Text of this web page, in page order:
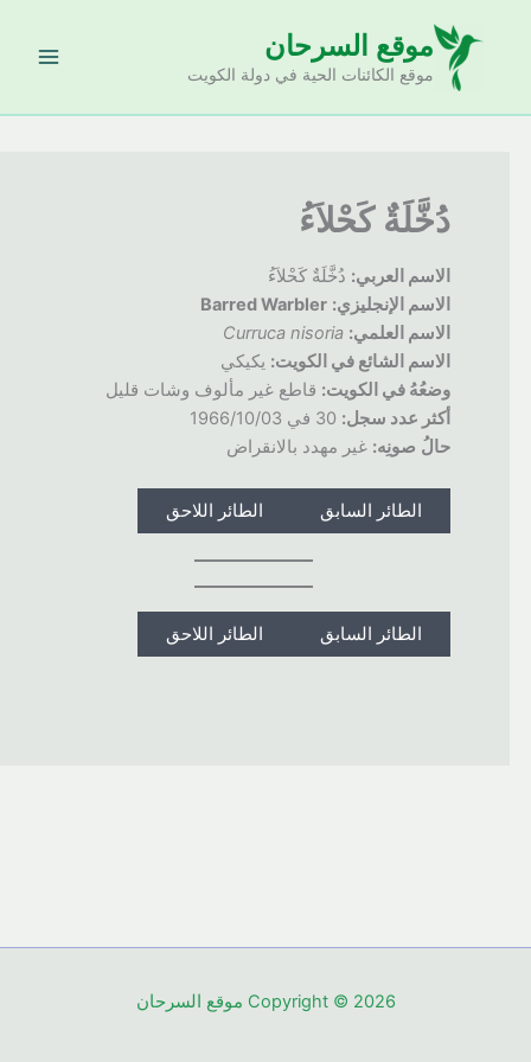
موقع السرحان
موقع الكائنات الحية في دولة الكويت
دُخَّلَةٌ كَحْلاَءُ
الاسم العربي:دُخَّلَةٌ كَحْلاَءُ
الاسم الإنجليزي: Barred Warbler
الاسم العلمي: Curruca nisoria
الاسم الشائع في الكويت:يكيكي
وضعُهُ في الكويت:قاطع غير مألوف وشات قليل
أكثر عدد سجل:30 في 1966/10/03
حالُ صونِه:غير مهدد بالانقراض
الطائر السابق الطائر اللاحق
الطائر السابق الطائر اللاحق
Copyright © 2026 موقع السرحان